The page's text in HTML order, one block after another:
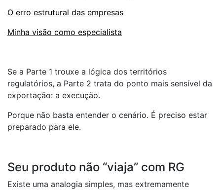
O erro estrutural das empresas
Minha visão como especialista
Se a Parte 1 trouxe a lógica dos territórios
regulatórios, a Parte 2 trata do ponto mais sensível da
exportação: a execução.
Porque não basta entender o cenário. É preciso estar
preparado para ele.
Seu produto não “viaja” com RG
Existe uma analogia simples, mas extremamente